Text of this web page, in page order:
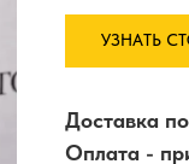
УЗНАТЬ
Доставка
Оплата -